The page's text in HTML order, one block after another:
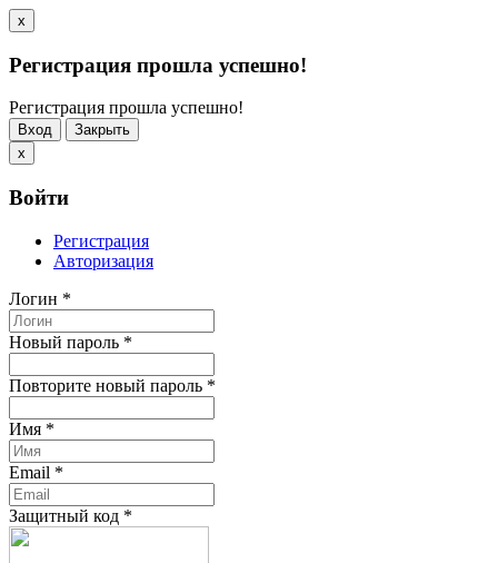
x
Регистрация прошла успешно!
Регистрация прошла успешно!
Вход
Закрыть
x
Войти
Регистрация
Авторизация
Логин *
Новый пароль *
Повторите новый пароль *
Имя *
Email *
Защитный код *